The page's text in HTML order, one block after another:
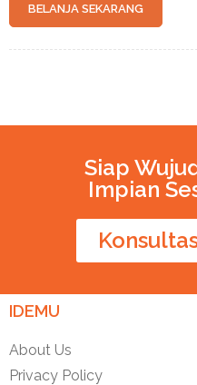
BELANJA SEKARANG
Siap
Impian
IDEMU
About Us
Privacy Policy